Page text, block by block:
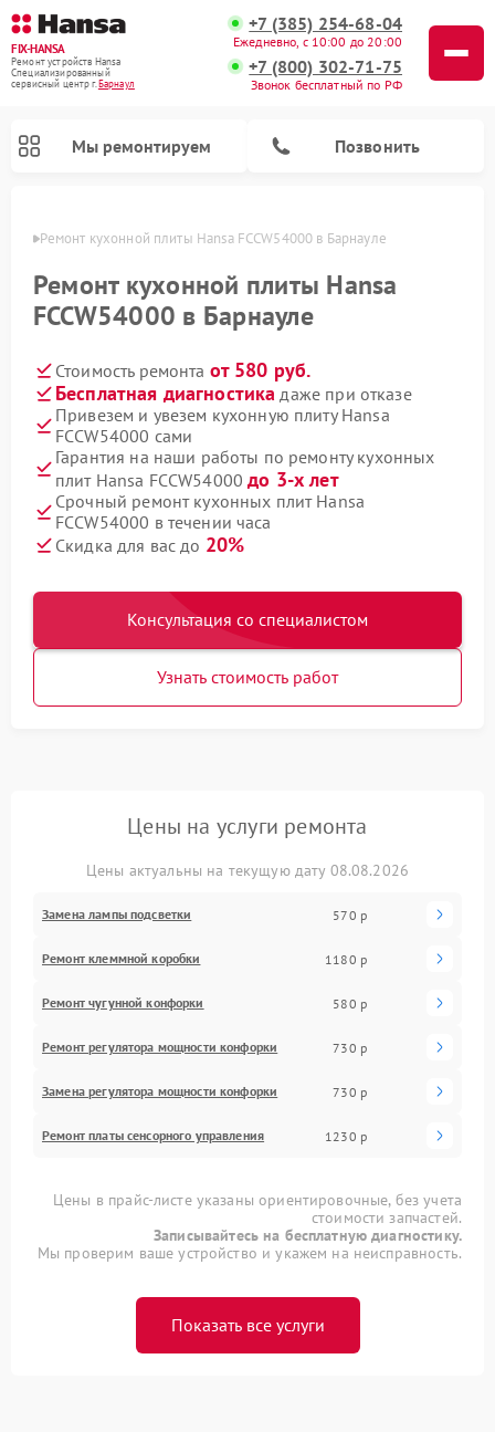
FIX-HANSA
Ремонт устройств Hansa
Специализированный
cервисный центр г.Барнаул
+7 (385) 254-68-04
Ежедневно, с 10:00 до 20:00
+7 (800) 302-71-75
Звонок бесплатный по РФ
Мы ремонтируем Позвонить
Ремонт кухонной плиты Hansa FCCW54000 в Барнауле
Ремонт кухонной плиты Hansa
FCCW54000 в Барнауле
Стоимость ремонта от 580 руб.
Бесплатная диагностика даже при отказе
Привезем и увезем кухонную плиту Hansa
FCCW54000 сами
Гарантия на наши работы по ремонту кухонных
плит Hansa FCCW54000до 3-х лет
Срочный ремонт кухонных плит Hansa
FCCW54000 в течении часа
Скидка для вас до 20%
Консультация со специалистом
Узнать стоимость работ
Цены на услуги ремонта
Цены актуальны на текущую дату 08.08.2026
Замена лампы подсветки 570 р
Ремонт клеммной коробки 1180 р
Ремонт чугунной конфорки 580 р
Ремонт регулятора мощности конфорки 730 р
Замена регулятора мощности конфорки 730 р
Ремонт платы сенсорного управления 1230 р
Цены в прайс-листе указаны ориентировочные, без учета
стоимости запчастей.
Записывайтесь на бесплатную диагностику.
Мы проверим ваше устройство и укажем на неисправность.
Показать все услуги